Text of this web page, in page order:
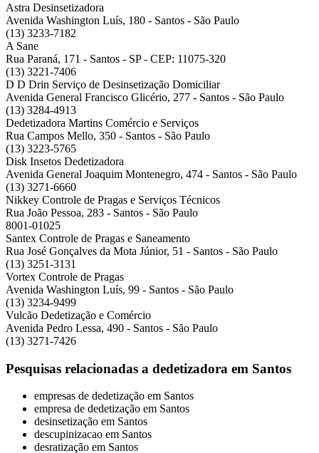
Astra Desinsetizadora
Avenida Washington Luís, 180 - Santos - São Paulo
(13) 3233-7182
A Sane
Rua Paraná, 171 - Santos - SP - CEP: 11075-320
(13) 3221-7406
D D Drin Serviço de Desinsetização Domiciliar
Avenida General Francisco Glicério, 277 - Santos - São Paulo
(13) 3284-4913
Dedetizadora Martins Comércio e Serviços
Rua Campos Mello, 350 - Santos - São Paulo
(13) 3223-5765
Disk Insetos Dedetizadora
Avenida General Joaquim Montenegro, 474 - Santos - São Paulo
(13) 3271-6660
Nikkey Controle de Pragas e Serviços Técnicos
Rua João Pessoa, 283 - Santos - São Paulo
8001-01025
Santex Controle de Pragas e Saneamento
Rua José Gonçalves da Mota Júnior, 51 - Santos - São Paulo
(13) 3251-3131
Vortex Controle de Pragas
Avenida Washington Luís, 99 - Santos - São Paulo
(13) 3234-9499
Vulcão Dedetização e Comércio
Avenida Pedro Lessa, 490 - Santos - São Paulo
(13) 3271-7426
Pesquisas relacionadas a dedetizadora em Santos
empresas de dedetização em Santos
empresa de dedetização em Santos
desinsetização em Santos
descupinizacao em Santos
desratização em Santos